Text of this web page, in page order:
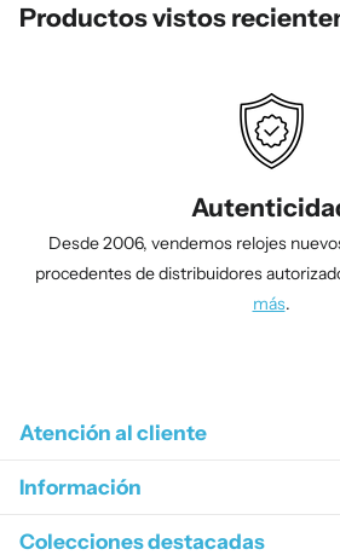
Productos vistos
Desde 2006, vendemos relojes
procedentes de distribuidores
más.
Atención al cliente
Información
Colecciones destacadas